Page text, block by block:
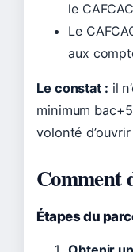
le
Le
aux
Le constat : il
minimum
volonté
Comment
Étapes du